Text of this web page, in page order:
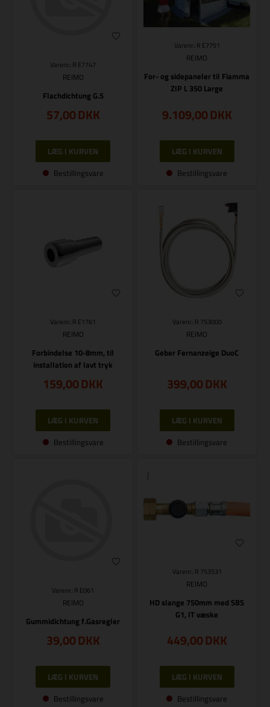
Varenr.: R E7747
REIMO
Flachdichtung G.5
57,00DKK
Bestillingsvare
Varenr.: R E7751
REIMO
For- og sidepaneler til Fiamma
ZIP L 350 Large
9.109,00DKK
Bestillingsvare
Varenr.: R E1761
REIMO
Forbindelse 10-8mm, til
installation af lavt tryk
159,00DKK
Bestillingsvare
Varenr.: R 753000
REIMO
Geber Fernanzeige DuoC
399,00DKK
Bestillingsvare
Varenr.: R E061
REIMO
Gummidichtung f.Gasregler
39,00DKK
Bestillingsvare
Varenr.: R 753531
REIMO
HD slange 750mm med SBS
G1, IT væske
449,00DKK
Bestillingsvare